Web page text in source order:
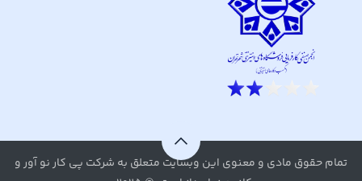
تمام حقوق مادی و معنوی این وبسایت متعلق به شرکت پی کار نو آور و